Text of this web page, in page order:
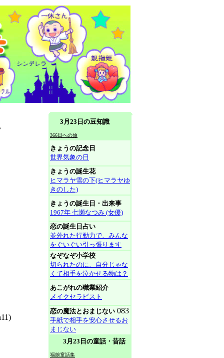
3月23日の豆知識
366日への旅
きょうの記念日
世界気象の日
きょうの誕生花
ヒマラヤ雪の下(ヒマラヤゆ
きのした)
きょうの誕生日・出来事
1967年 七瀬なつみ (女優)
恋の誕生日占い
並外れた行動力で、みんな
をぐいぐい引っ張ります
なぞなぞ小学校
切られたのに、自分じゃな
くて相手を泣かせる物は？
あこがれの職業紹介
メイクセラピスト
恋の魔法とおまじない 083
手紙で相手を安心させるお
まじない
3月23日の童話・昔話
福娘童話集